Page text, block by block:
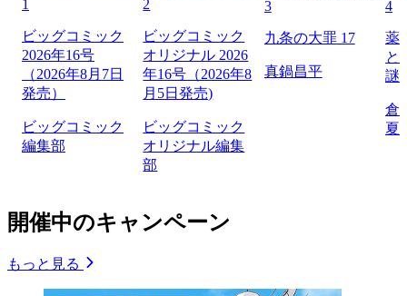
1
ビッグコミック
2026年16号
（2026年8月7日
発売）
ビッグコミック
編集部
2
ビッグコミック
オリジナル 2026
年16号（2026年8
月5日発売)
ビッグコミック
オリジナル編集
部
3
九条の大罪 17
真鍋昌平
4
薬
と
謎
倉
夏
開催中のキャンペーン
もっと見る